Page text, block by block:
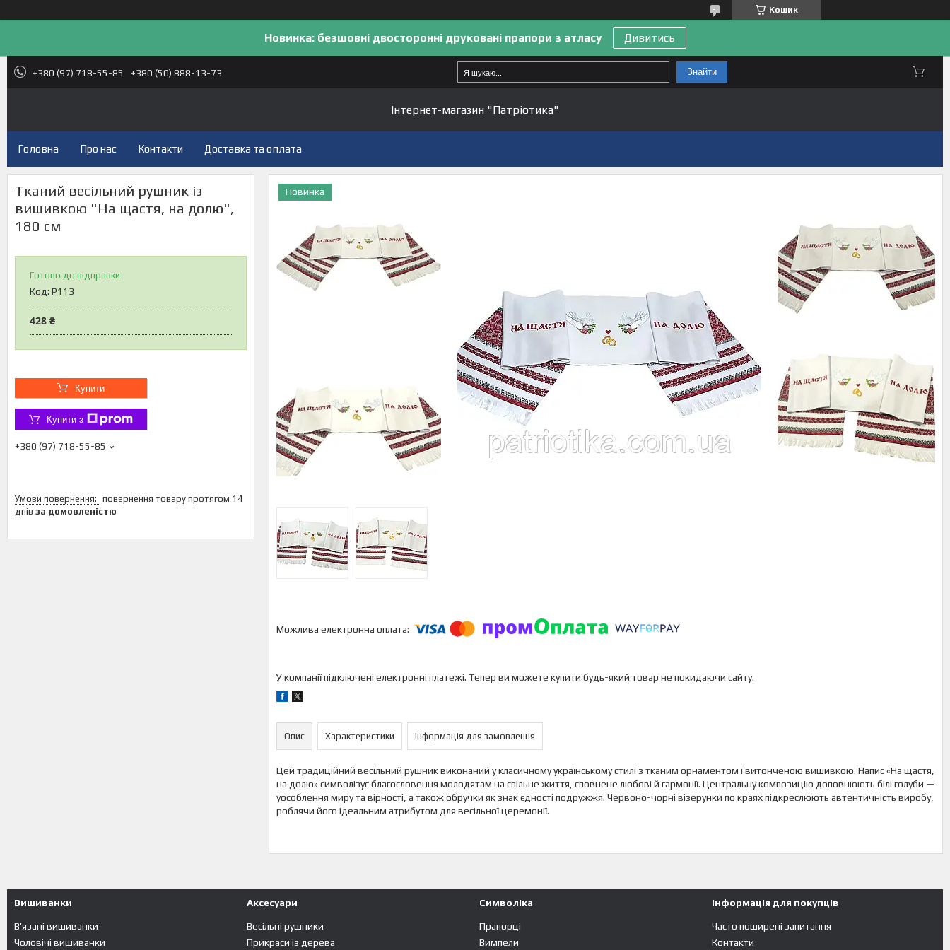
Кошик
Новинка: безшовні двосторонні друковані прапори з атласу Дивитись
+380 (97) 718-55-85 +380 (50) 888-13-73 Знайти
Інтернет-магазин "Патріотика"
Головна Про нас Контакти Доставка та оплата
Тканий весільний рушник із
вишивкою "На щастя, на долю",
180 см
Готово до відправки
Код: Р113
428 ₴
Купити
Купити з
+380 (97) 718-55-85
повернення товару протягом 14
днів за домовленістю
Новинка
У компанії підключені електронні платежі. Тепер ви можете купити будь-який товар не покидаючи сайту.
Опис Характеристики Інформація для замовлення
Цей традиційний весільний рушник виконаний у класичному українському стилі з тканим орнаментом і витонченою вишивкою. Напис «На щастя,
на долю» символізує благословення молодятам на спільне життя, сповнене любові й гармонії. Центральну композицію доповнюють білі голуби —
уособлення миру та вірності, а також обручки як знак єдності подружжя. Червоно-чорні візерунки по краях підкреслюють автентичність виробу,
роблячи його ідеальним атрибутом для весільної церемонії.
Вишиванки
В'язані вишиванки
Чоловічі вишиванки
Аксесуари
Весільні рушники
Прикраси із дерева
Символіка
Прапорці
Вимпели
Інформація для покупців
Часто поширені запитання
Контакти